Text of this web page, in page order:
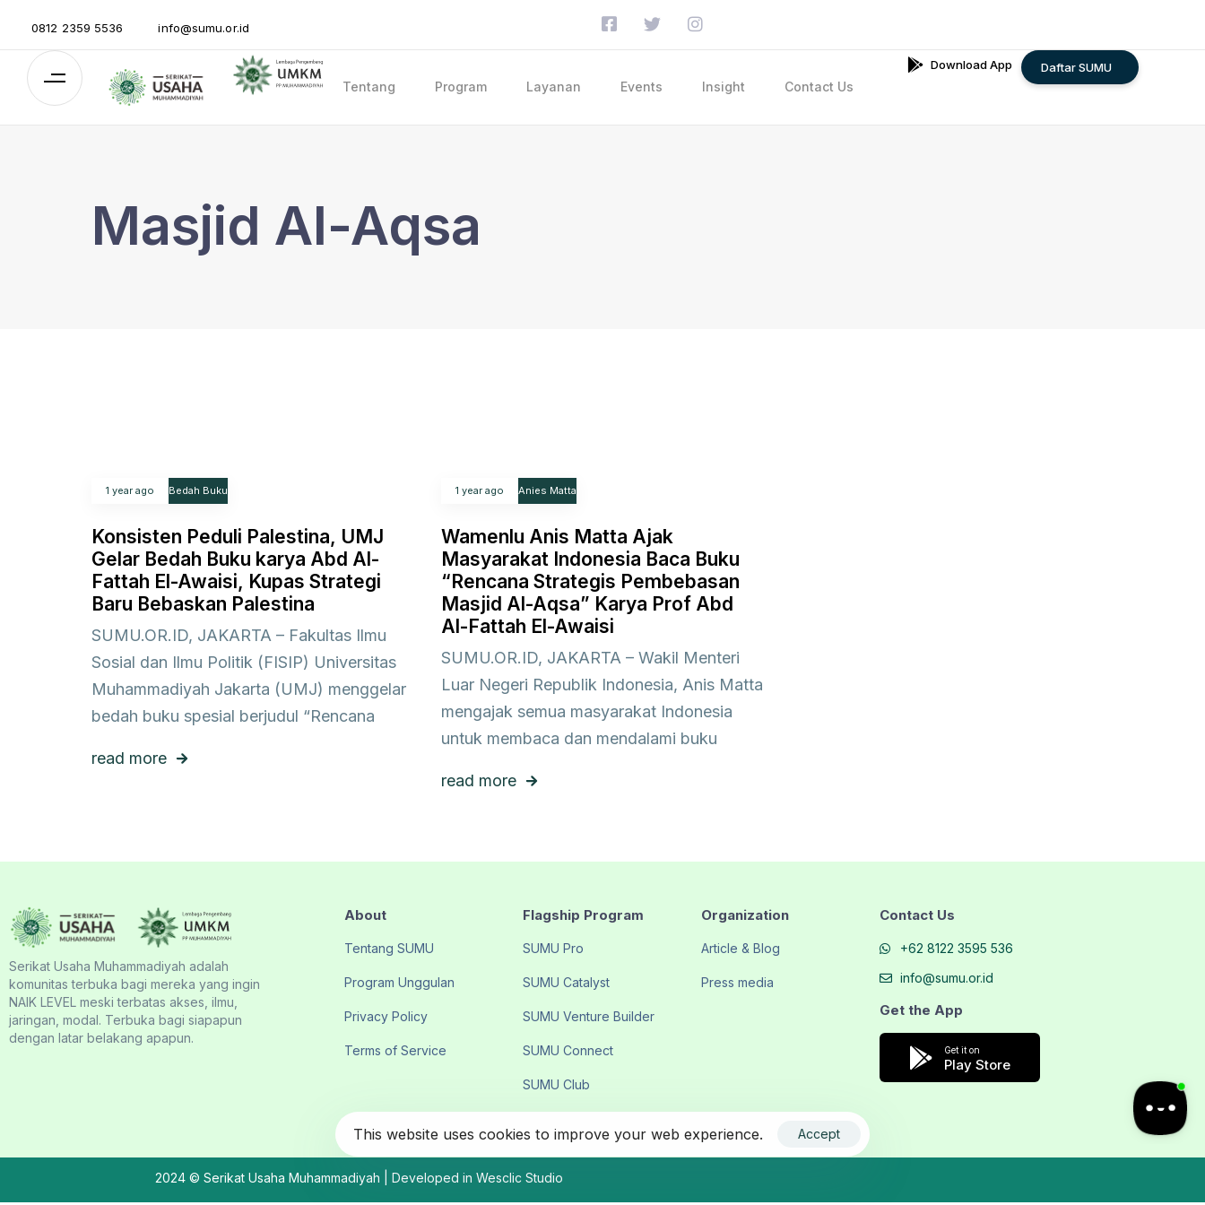
0812 2359 5536 info@sumu.or.id
Tentang Program Layanan Events Insight Contact Us
Download App Daftar SUMU
Masjid Al-Aqsa
1 year ago Bedah Buku
Konsisten Peduli Palestina, UMJ
Gelar Bedah Buku karya Abd Al-
Fattah El-Awaisi, Kupas Strategi
Baru Bebaskan Palestina
SUMU.OR.ID, JAKARTA – Fakultas Ilmu
Sosial dan Ilmu Politik (FISIP) Universitas
Muhammadiyah Jakarta (UMJ) menggelar
bedah buku spesial berjudul “Rencana
read more
1 year ago Anies Matta
Wamenlu Anis Matta Ajak
Masyarakat Indonesia Baca Buku
“Rencana Strategis Pembebasan
Masjid Al-Aqsa” Karya Prof Abd
Al-Fattah El-Awaisi
SUMU.OR.ID, JAKARTA – Wakil Menteri
Luar Negeri Republik Indonesia, Anis Matta
mengajak semua masyarakat Indonesia
untuk membaca dan mendalami buku
read more
Serikat Usaha Muhammadiyah adalah
komunitas terbuka bagi mereka yang ingin
NAIK LEVEL meski terbatas akses, ilmu,
jaringan, modal. Terbuka bagi siapapun
dengan latar belakang apapun.
About
Tentang SUMU
Program Unggulan
Privacy Policy
Terms of Service
Flagship Program
SUMU Pro
SUMU Catalyst
SUMU Venture Builder
SUMU Connect
SUMU Club
Organization
Article & Blog
Press media
Contact Us
+62 8122 3595 536
info@sumu.or.id
Get the App
Get it on
Play Store
2024 © Serikat Usaha Muhammadiyah | Developed in Wesclic Studio
This website uses cookies to improve your web experience. Accept